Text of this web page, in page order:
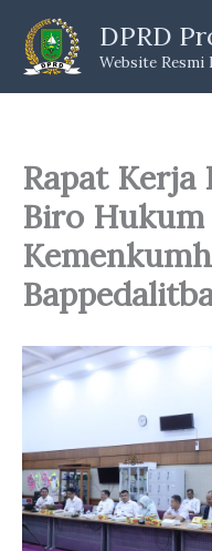
content
DPRD
Website Resmi
Rapat Kerja
Biro Hukum